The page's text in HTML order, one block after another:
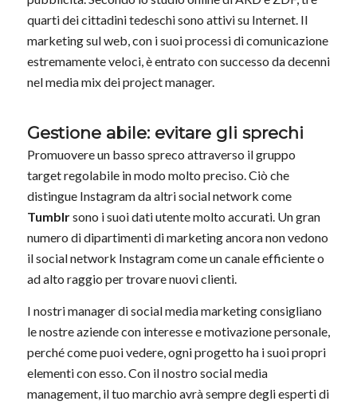
quarti dei cittadini tedeschi sono attivi su Internet. Il
marketing sul web, con i suoi processi di comunicazione
estremamente veloci, è entrato con successo da decenni
nel media mix dei project manager.
Gestione abile: evitare gli sprechi
Promuovere un basso spreco attraverso il gruppo
target regolabile in modo molto preciso. Ciò che
distingue Instagramda altri social network come
Tumblrsono i suoi dati utente molto accurati. Un gran
numero di dipartimenti di marketing ancora non vedono
il social network Instagram come un canale efficiente o
ad alto raggio per trovare nuovi clienti.
I nostri manager di social media marketing consigliano
le nostre aziende con interesse e motivazione personale,
perché come puoi vedere, ogni progetto ha i suoi propri
elementi con esso. Con il nostro social media
management, il tuo marchio avrà sempre degli esperti di